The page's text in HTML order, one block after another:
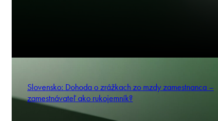
Slovensko: Dohoda o zrážkach zo mzdy zamestnanca –
zamestnávateľ ako rukojemník?